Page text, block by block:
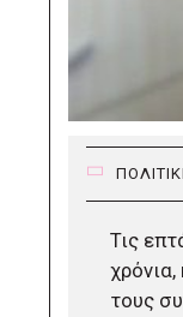
Τις
τους